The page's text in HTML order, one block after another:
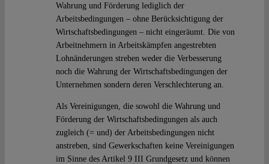
Wahrung und Förderung lediglich der
Arbeitsbedingungen – ohne Berücksichtigung der
Wirtschaftsbedingungen – nicht eingeräumt. Die von
Arbeitnehmern in Arbeitskämpfen angestrebten
Lohnänderungen streben weder die Verbesserung
noch die Wahrung der Wirtschaftsbedingungen der
Unternehmen sondern deren Verschlechterung an.
Als Vereinigungen, die sowohl die Wahrung und
Förderung der Wirtschaftsbedingungen als auch
zugleich (= und) der Arbeitsbedingungen nicht
anstreben, sind Gewerkschaften keine Vereinigungen
im Sinne des Artikel 9 III Grundgesetz und können